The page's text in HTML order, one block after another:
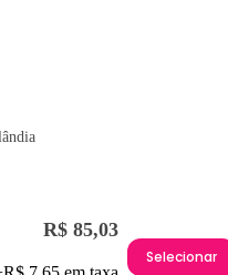
R$ 85,03
Selecionar